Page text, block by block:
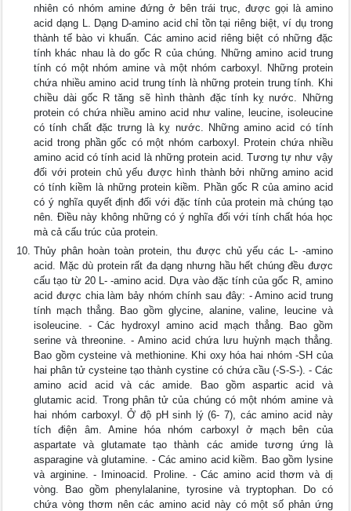
nhiên có nhóm amine đứng ở bên trái trục, được gọi là amino
acid dạng L. Dạng D-amino acid chỉ tồn tại riêng biệt, ví dụ trong
thành tế bào vi khuẩn. Các amino acid riêng biệt có những đặc
tính khác nhau là do gốc R của chúng. Những amino acid trung
tính có một nhóm amine và một nhóm carboxyl. Những protein
chứa nhiều amino acid trung tính là những protein trung tính. Khi
chiều dài gốc R tăng sẽ hình thành đặc tính kỵ nước. Những
protein có chứa nhiều amino acid như valine, leucine, isoleucine
có tính chất đặc trưng là kỵ nước. Những amino acid có tính
acid trong phần gốc có một nhóm carboxyl. Protein chứa nhiều
amino acid có tính acid là những protein acid. Tương tự như vậy
đối với protein chủ yếu được hình thành bởi những amino acid
có tính kiềm là những protein kiềm. Phần gốc R của amino acid
có ý nghĩa quyết định đối với đặc tính của protein mà chúng tạo
nên. Điều này không những có ý nghĩa đối với tính chất hóa học
mà cả cấu trúc của protein.
Thủy phân hoàn toàn protein, thu được chủ yếu các L- -amino
acid. Mặc dù protein rất đa dạng nhưng hầu hết chúng đều được
cấu tạo từ 20 L- -amino acid. Dựa vào đặc tính của gốc R, amino
acid được chia làm bảy nhóm chính sau đây: - Amino acid trung
tính mạch thẳng. Bao gồm glycine, alanine, valine, leucine và
isoleucine. - Các hydroxyl amino acid mạch thẳng. Bao gồm
serine và threonine. - Amino acid chứa lưu huỳnh mạch thẳng.
Bao gồm cysteine và methionine. Khi oxy hóa hai nhóm -SH của
hai phân tử cysteine tạo thành cystine có chứa cầu (-S-S-). - Các
amino acid acid và các amide. Bao gồm aspartic acid và
glutamic acid. Trong phân tử của chúng có một nhóm amine và
hai nhóm carboxyl. Ở độ pH sinh lý (6- 7), các amino acid này
tích điện âm. Amine hóa nhóm carboxyl ở mạch bên của
aspartate và glutamate tạo thành các amide tương ứng là
asparagine và glutamine. - Các amino acid kiềm. Bao gồm lysine
và arginine. - Iminoacid. Proline. - Các amino acid thơm và dị
vòng. Bao gồm phenylalanine, tyrosine và tryptophan. Do có
chứa vòng thơm nên các amino acid này có một số phản ứng